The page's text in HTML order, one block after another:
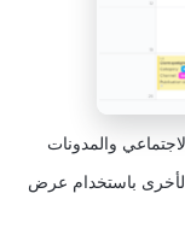
والمدونات
الأخرى باستخدام عرض